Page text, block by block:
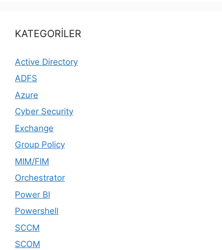
KATEGORİLER
Active Directory
ADFS
Azure
Cyber Security
Exchange
Group Policy
MIM/FIM
Orchestrator
Power BI
Powershell
SCCM
SCOM